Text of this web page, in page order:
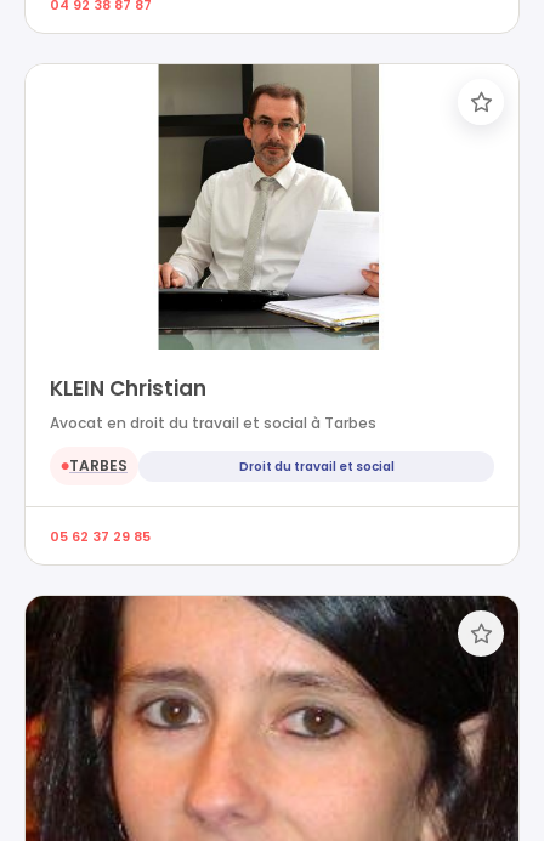
04 92 38 87 87
KLEIN Christian
Avocat en droit du travail et social à Tarbes
●TARBES Droit du travail et social
05 62 37 29 85